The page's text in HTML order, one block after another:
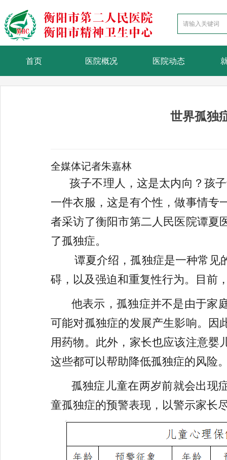
首页 医院概况 医院动态
世界孤独
全媒体记者朱嘉林
孩子不理人，这是太内向？孩
一件衣服，这是有个性，做事情专
者采访了衡阳市第二人民医院谭夏
了孤独症。
谭夏介绍，孤独症是一种常见
碍，以及强迫和重复性行为。目前
他表示，孤独症并不是由于家
可能对孤独症的发展产生影响。因
用药物。此外，家长也应该注意婴
这些都可以帮助降低孤独症的风险
孤独症儿童在两岁前就会出现
童孤独症的预警表现，以警示家长